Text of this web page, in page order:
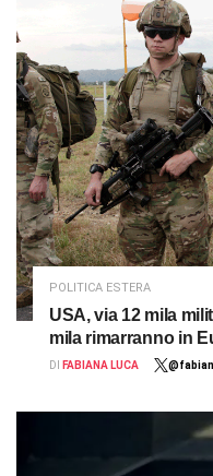
POLITICA ESTERA
USA, via 12 mila
mila rimarranno in
DI FABIANA LUCA